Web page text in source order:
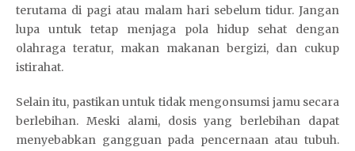
terutama di pagi atau malam hari sebelum tidur. Jangan
lupa untuk tetap menjaga pola hidup sehat dengan
olahraga teratur, makan makanan bergizi, dan cukup
istirahat.
Selain itu, pastikan untuk tidak mengonsumsi jamu secara
berlebihan. Meski alami, dosis yang berlebihan dapat
menyebabkan gangguan pada pencernaan atau tubuh.